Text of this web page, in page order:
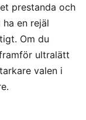
prestanda och
en rejäl
Om du
ultralätt
valen i